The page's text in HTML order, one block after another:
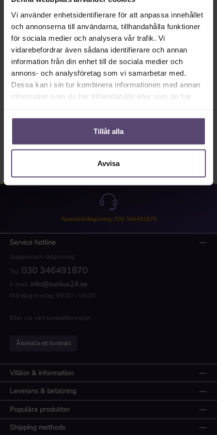
Vi använder enhetsidentifierare för att anpassa innehållet
och annonserna till användarna, tillhandahålla funktioner
för sociala medier och analysera vår trafik. Vi
vidarebefordrar även sådana identifierare och annan
information från din enhet till de sociala medier och
annons- och analysföretag som vi samarbetar med.
Dessa kan i sin tur kombinera informationen med annan
information som du har tillhandahållit eller som de har
Tillåt alla
Avvisa
Produktkvantitet: Ange önskat värde eller använd knapparna för att öka eller
Lägg till i kundkorgen
Produktnummer:MU_PB_B0037_PG3
Beskrivning
Specialistrådgivning: 030 346491870
Service hotline
Support och rådgivning:
Tel: 030 346491870
E-mail: info@sunlux24.se
Måndag-fredag: 09:00 - 16:00
Eller via vårt kontaktformulär.
Återkalla ett kontrakt
Villkor & information
Leverans & betalning
Populära produkter
Shipping methods